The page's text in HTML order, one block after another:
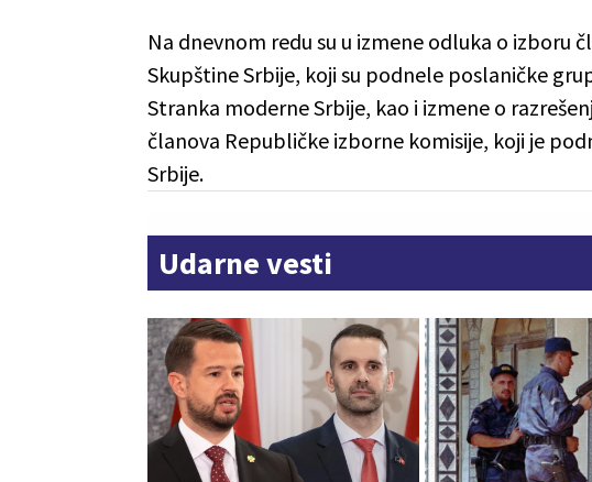
Na dnevnom redu su u izmene odluka o izboru
Skupštine Srbije, koji su podnele poslaničke
Stranka moderne Srbije, kao i izmene o
članova Republičke izborne komisije, koji je
Srbije.
Udarne vesti